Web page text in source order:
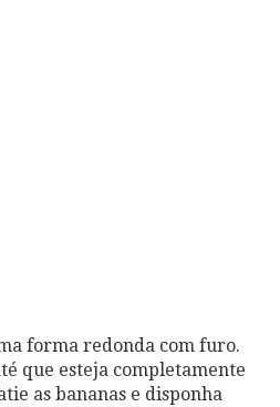
forma redonda com furo.
que esteja completamente
as bananas e disponha